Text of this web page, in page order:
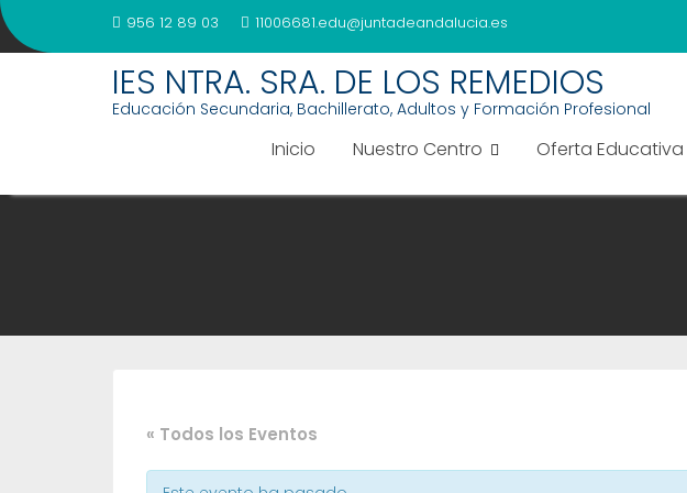
Saltar
al
956 12 89 03 11006681.edu@juntadeandalucia.es
IES NTRA. SRA. DE LOS REMEDIOS
Educación Secundaria, Bachillerato, Adultos y Formación Profesional
Inicio Nuestro Centro Oferta Educativa
« Todos los Eventos